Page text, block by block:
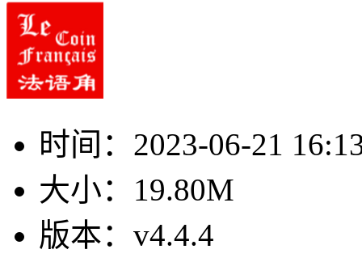
时间： 2023-06-21
大小： 19.80M
版本： v4.4.4